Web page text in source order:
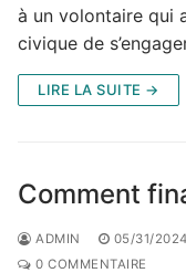
à un volontaire qui
civique de
LIRE LA SUITE →
Comment
ADMIN 05/31/2024
0 COMMENTAIRE